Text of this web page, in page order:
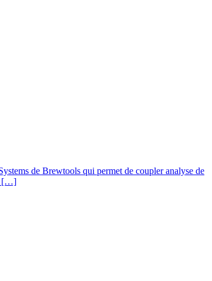
de Brewtools qui permet de coupler analyse de
[…]